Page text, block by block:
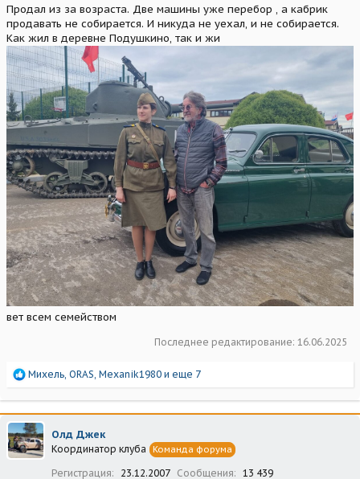
Продал из за возраста. Две машины уже перебор , а кабрик
продавать не собирается. И никуда не уехал, и не собирается.
Как жил в деревне Подушкино, так и жи
вет всем семейством
Последнее редактирование: 16.06.2025
Р
а
к
ц
и
и
Михель, ORAS, Mexanik1980 и еще 7
Олд Джек
Координатор клуба Команда форума
Регистрация 23.12.2007 Сообщения
13 439